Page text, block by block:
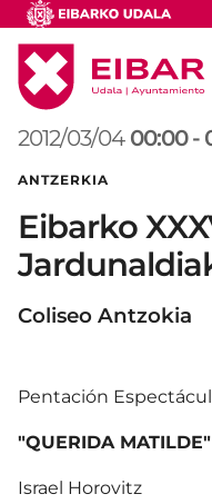
2012/03/04 00:00 -
ANTZERKIA
Eibarko
Coliseo Antzokia
Pentación
"QUERIDA MATILDE"
Israel Horovitz